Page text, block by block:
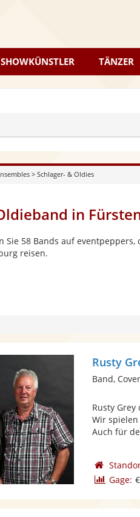
SHOWKÜNSTLER TÄNZER
> Schlager- & Oldies
in
Sie 58 Bands auf
reisen.
Rusty
Band,
Rusty
Wir
Auch für
Gage: